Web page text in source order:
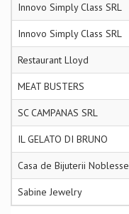
Innovo Simply Class SRL
Innovo Simply Class SRL
Restaurant Lloyd
MEAT BUSTERS
SC CAMPANAS SRL
IL GELATO DI BRUNO
Casa de Bijuterii Noblesse
Sabine Jewelry